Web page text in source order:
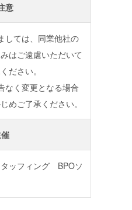
意
ては、同業他社の
はご遠慮いただいて
ださい。
く変更となる場合
めご了承ください。
ッフィング BPOソ